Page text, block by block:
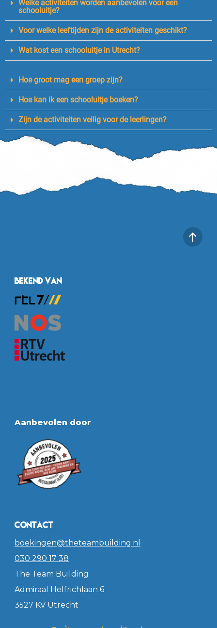
Welke activiteiten worden aanbevolen voor een
schooluitje?
Voor welke leeftijden zijn de activiteiten geschikt?
Wat kost een schooluitje in Utrecht?
Hoe groot mag een groep zijn?
Hoe kan ik een schooluitje boeken?
Zijn de activiteiten veilig voor de leerlingen?
Bekend van
Aanbevolen door
Contact
boekingen@theteambuilding.nl
030 290 17 38
The Team Building
Admiraal Helfrichlaan 6
3527 KV Utrecht